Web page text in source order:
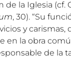
la Iglesia (cf.
, 30). “Su
y
en la obra
de la